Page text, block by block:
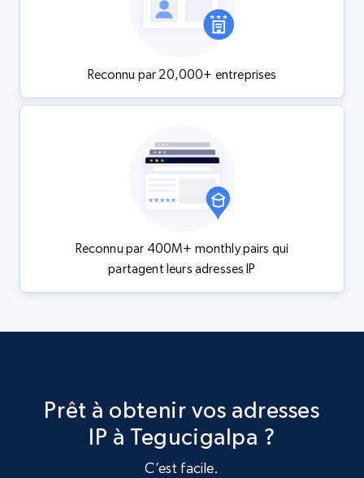
Reconnu par 20,000+ entreprises
Reconnu par 400M+ monthly pairs qui
partagent leurs adresses IP
Prêt à obtenir vos adresses
IP à Tegucigalpa ?
C’est facile.